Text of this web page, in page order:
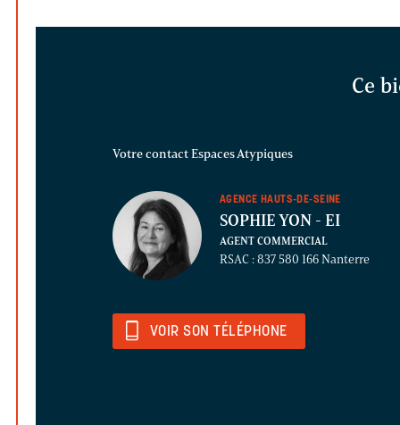
Ce
Votre contact Espaces Atypiques
AGENCE HAUTS-DE-SEINE
SOPHIE YON - EI
AGENT COMMERCIAL
RSAC : 837 580 166 Nanterre
VOIR SON TÉLÉPHONE